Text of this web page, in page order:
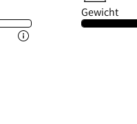
Gewicht